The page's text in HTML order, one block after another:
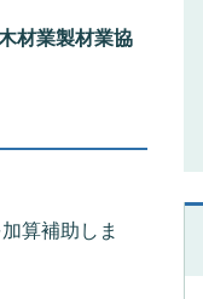
材業製材業協
算補助しま